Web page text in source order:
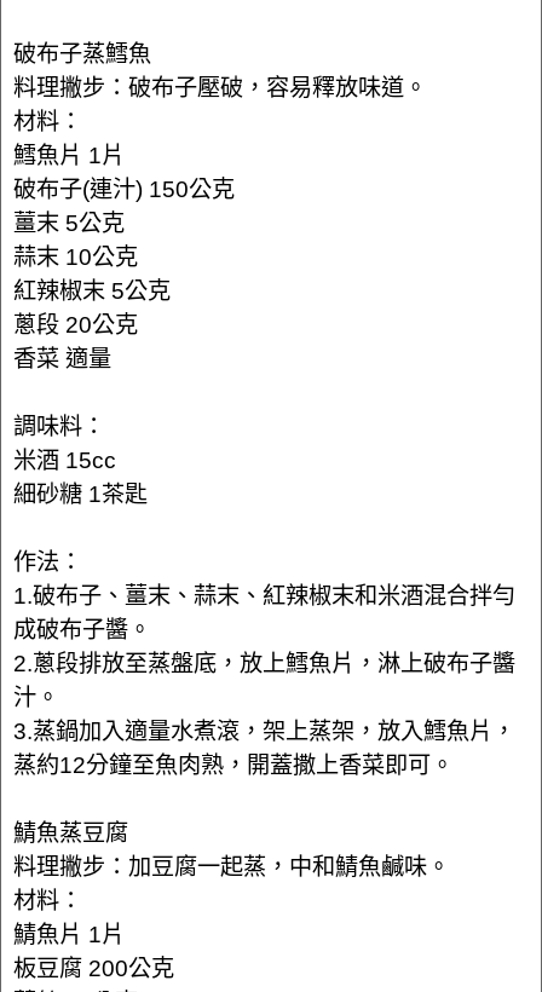
破布子蒸鱈魚
料理撇步：破布子壓破，容易釋放味道。
材料：
鱈魚片 1片
破布子(連汁) 150公克
薑末 5公克
蒜末 10公克
紅辣椒末 5公克
蔥段 20公克
香菜 適量
調味料：
米酒 15cc
細砂糖 1茶匙
作法：
1.破布子、薑末、蒜末、紅辣椒末和米酒混合拌勻
成破布子醬。
2.蔥段排放至蒸盤底，放上鱈魚片，淋上破布子醬
汁。
3.蒸鍋加入適量水煮滾，架上蒸架，放入鱈魚片，
蒸約12分鐘至魚肉熟，開蓋撒上香菜即可。
鯖魚蒸豆腐
料理撇步：加豆腐一起蒸，中和鯖魚鹹味。
材料：
鯖魚片 1片
板豆腐 200公克